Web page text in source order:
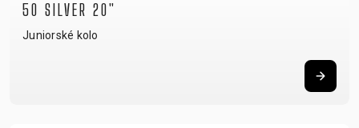
50 SILVER 20"
Juniorské kolo